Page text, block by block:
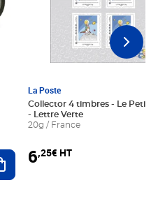
Ajouter au panier
La Poste
Collector 4 timbres - Le Petit
- Lettre Verte
20g / France
6,25€ HT